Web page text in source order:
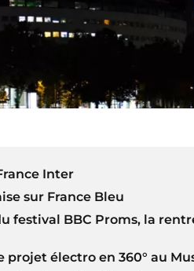
Inter
sur France Bleu
festival BBC Proms, la
électro en 360° au